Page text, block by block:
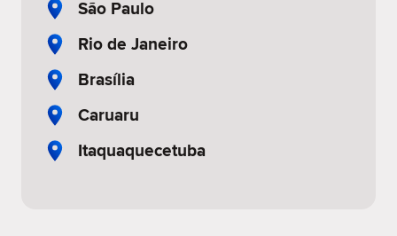
São Paulo
Rio de Janeiro
Brasília
Caruaru
Itaquaquecetuba